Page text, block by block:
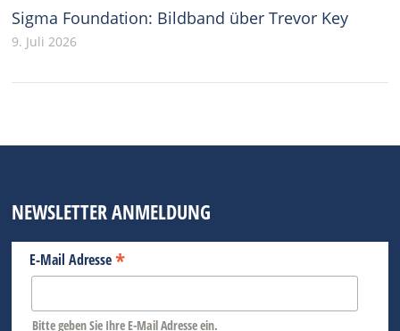
Sigma Foundation: Bildband über Trevor Key
9. Juli 2026
NEWSLETTER ANMELDUNG
E-Mail Adresse*
Bitte geben Sie Ihre E-Mail Adresse ein.